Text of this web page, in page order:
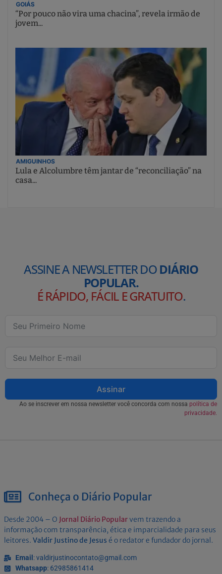
GOIÁS
“Por pouco não vira uma chacina”, revela irmão de
jovem...
AMIGUINHOS
Lula e Alcolumbre têm jantar de “reconciliação” na
casa...
ASSINE A NEWSLETTER DODIÁRIO
POPULAR.
É RÁPIDO, FÁCIL E GRATUITO.
Assinar
Ao se inscrever em nossa newsletter você concorda com nossa política de
privacidade.
Conheça o Diário Popular
Desde 2004 – O Jornal Diário Popularvem trazendo a
informação com transparência, ética e imparcialidade para seus
leitores. Valdir Justino de Jesus é o redator e fundador do jornal.
Email : valdirjustinocontato@gmail.com
Whatsapp: 62985861414